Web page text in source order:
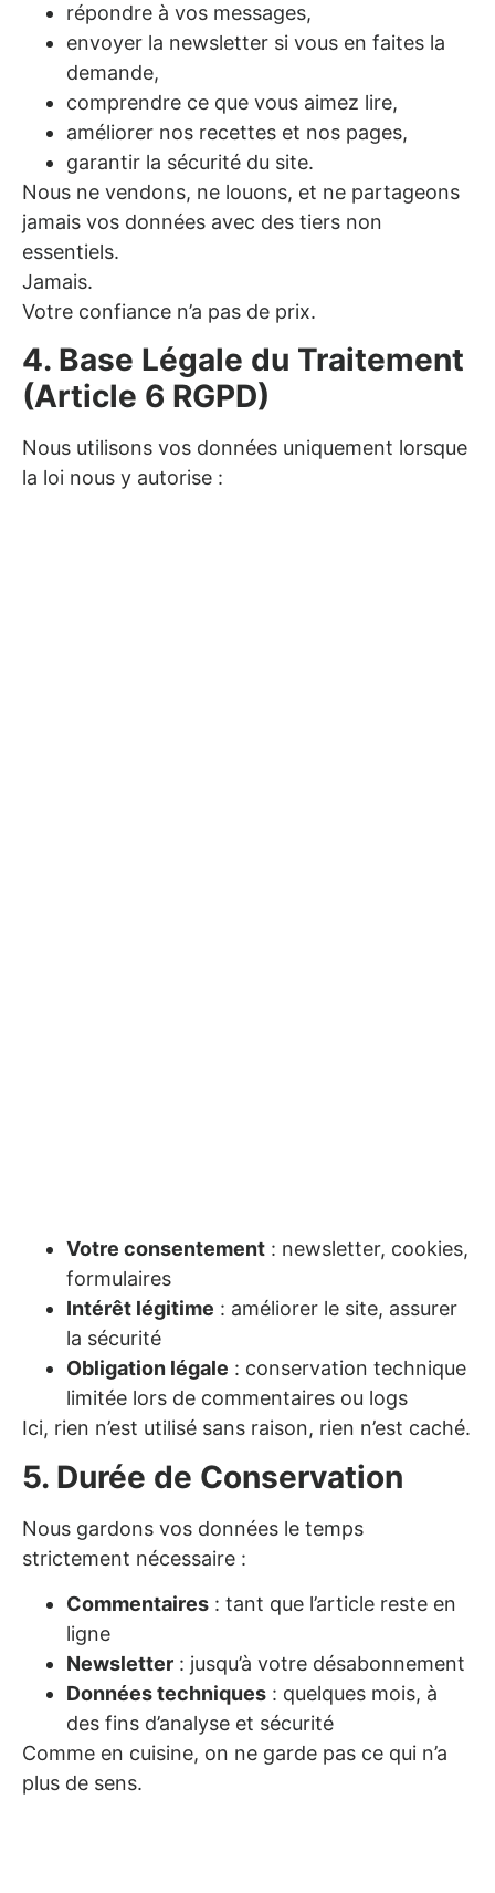
répondre à vos messages,
envoyer la newsletter si vous en faites la
demande,
comprendre ce que vous aimez lire,
améliorer nos recettes et nos pages,
garantir la sécurité du site.
Nous ne vendons, ne louons, et ne partageons
jamais vos données avec des tiers non
essentiels.
Jamais.
Votre confiance n’a pas de prix.
4. Base Légale du Traitement
(Article 6 RGPD)
Nous utilisons vos données uniquement lorsque
la loi nous y autorise :
Votre consentement : newsletter, cookies,
formulaires
Intérêt légitime : améliorer le site, assurer
la sécurité
Obligation légale : conservation technique
limitée lors de commentaires ou logs
Ici, rien n’est utilisé sans raison, rien n’est caché.
5. Durée de Conservation
Nous gardons vos données le temps
strictement nécessaire :
Commentaires : tant que l’article reste en
ligne
Newsletter : jusqu’à votre désabonnement
Données techniques : quelques mois, à
des fins d’analyse et sécurité
Comme en cuisine, on ne garde pas ce qui n’a
plus de sens.